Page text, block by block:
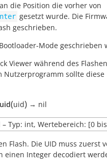
die Position die vorher von
gesetzt wurde. Die
geschrieben.
Mode geschrieben
Viewer während des
sollte diese
(uid) → nil
– Typ: int, Wertebereich: [0
Flash. Die UID muss zuerst
einen Integer decodiert